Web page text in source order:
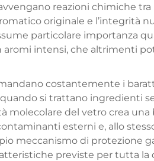
reazioni chimiche
originale e l’integrità
particolare importanza
aromi intensi, che altrimenti
costantemente i
si trattano ingredienti
molecolare del vetro crea una
esterni e, allo
meccanismo di protezione
previste per tutta la